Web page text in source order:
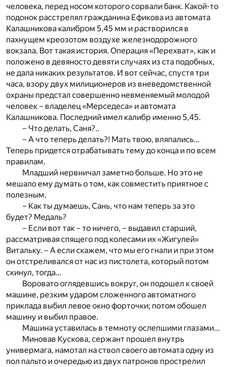
человека, перед носом которого сорвали банк. Какой-то
подонок расстрелял гражданина Ефикова из автомата
Калашникова калибром 5,45 мм и растворился в
пахнущем креозотом воздухе железнодорожного
вокзала. Вот такая история. Операция «Перехват», как и
положено в девяносто девяти случаях из ста подобных,
не дала никаких результатов. И вот сейчас, спустя три
часа, взору двух милиционеров из вневедомственной
охраны предстал совершенно невменяемый молодой
человек – владелец «Мерседеса» и автомата
Калашникова. Последний имел калибр именно 5,45.
– Что делать, Саня?..
– А что теперь делать?! Мать твою, вляпались…
Теперь придется отрабатывать тему до конца и по всем
правилам.
Младший нервничал заметно больше. Но это не
мешало ему думать о том, как совместить приятное с
полезным.
– Как ты думаешь, Сань, что нам теперь за это
будет? Медаль?
– Если вот так – то ничего, – выдавил старший,
рассматривая спящего под колесами их «Жигулей»
Витальку. – А если скажем, что мы его гнали и при этом
он отстреливался от нас из пистолета, который потом
скинул, тогда…
Воровато оглядевшись вокруг, он подошел к своей
машине, резким ударом сложенного автоматного
приклада выбил левое окно форточки; потом обошел
машину и выбил правое.
Машина уставилась в темноту ослепшими глазами…
Миновав Кускова, сержант прошел внутрь
универмага, намотал на ствол своего автомата одну из
пол пальто и очередью из двух патронов прострелил